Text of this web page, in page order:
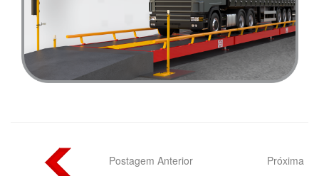
Postagem Anterior Próxima